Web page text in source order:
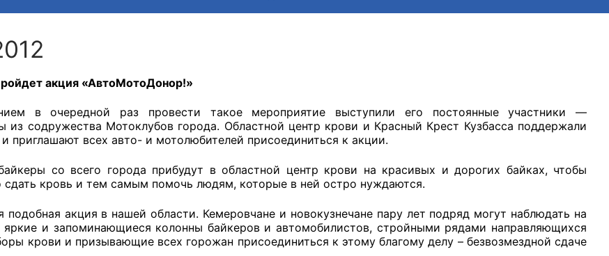
OPKO42@BK.RU
при территориальных органах федеральных органов
акция «АвтоМотоДонор!»
в очередной раз провести такое мероприятие выступили его постоянные участники —
из содружества Мотоклубов города. Областной центр крови и Красный Крест Кузбасса поддержали
приглашают всех авто- и мотолюбителей присоединиться к акции.
со всего города прибудут в областной центр крови на красивых и дорогих байках, чтобы
сдать кровь и тем самым помочь людям, которые в ней остро нуждаются.
подобная акция в нашей области. Кемеровчане и новокузнечане пару лет подряд могут наблюдать на
яркие и запоминающиеся колонны байкеров и автомобилистов, стройными рядами направляющихся
крови и призывающие всех горожан присоединиться к этому благому делу – безвозмездной сдаче